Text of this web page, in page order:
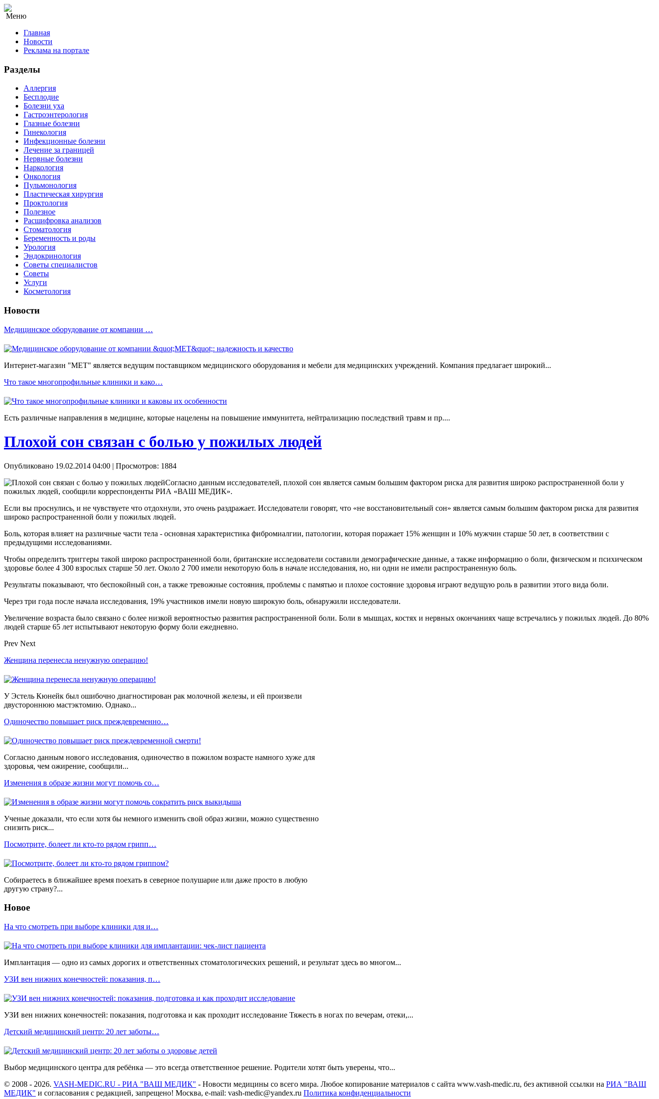
Меню
Главная
Новости
Реклама на портале
Разделы
Аллергия
Бесплодие
Болезни уха
Гастроэнтерология
Глазные болезни
Гинекология
Инфекционные болезни
Лечение за границей
Нервные болезни
Наркология
Онкология
Пульмонология
Пластическая хирургия
Проктология
Полезное
Расшифровка анализов
Стоматология
Беременность и роды
Урология
Эндокринология
Советы специалистов
Советы
Услуги
Косметология
Новости
Медицинское оборудование от компании …
Интернет-магазин "МЕТ" является ведущим поставщиком медицинского оборудования и мебели для медицинских учреждений. Компания предлагает широкий...
Что такое многопрофильные клиники и како…
Есть различные направления в медицине, которые нацелены на повышение иммунитета, нейтрализацию последствий травм и пр....
Плохой сон связан с болью у пожилых людей
Опубликовано 19.02.2014 04:00 | Просмотров: 1884
Согласно данным исследователей, плохой сон является самым большим фактором риска для развития широко распространенной боли у
пожилых людей, сообщили корреспонденты РИА «ВАШ МЕДИК».
Если вы проснулись, и не чувствуете что отдохнули, это очень раздражает. Исследователи говорят, что «не восстановительный сон» является самым большим фактором риска для развития
широко распространенной боли у пожилых людей.
Боль, которая влияет на различные части тела - основная характеристика фибромиалгии, патологии, которая поражает 15% женщин и 10% мужчин старше 50 лет, в соответствии с
предыдущими исследованиями.
Чтобы определить триггеры такой широко распространенной боли, британские исследователи составили демографические данные, а также информацию о боли, физическом и психическом
здоровье более 4 300 взрослых старше 50 лет. Около 2 700 имели некоторую боль в начале исследования, но, ни одни не имели распространенную боль.
Результаты показывают, что беспокойный сон, а также тревожные состояния, проблемы с памятью и плохое состояние здоровья играют ведущую роль в развитии этого вида боли.
Через три года после начала исследования, 19% участников имели новую широкую боль, обнаружили исследователи.
Увеличение возраста было связано с более низкой вероятностью развития распространенной боли. Боли в мышцах, костях и нервных окончаниях чаще встречались у пожилых людей. До 80%
людей старше 65 лет испытывают некоторую форму боли ежедневно.
Prev Next
Женщина перенесла ненужную операцию!
У Эстель Кюнейк был ошибочно диагностирован рак молочной железы, и ей произвели
двустороннюю мастэктомию. Однако...
Одиночество повышает риск преждевременно…
Согласно данным нового исследования, одиночество в пожилом возрасте намного хуже для
здоровья, чем ожирение, сообщили...
Изменения в образе жизни могут помочь со…
Ученые доказали, что если хотя бы немного изменить свой образ жизни, можно существенно
снизить риск...
Посмотрите, болеет ли кто-то рядом грипп…
Собираетесь в ближайшее время поехать в северное полушарие или даже просто в любую
другую страну?...
Новое
На что смотреть при выборе клиники для и…
Имплантация — одно из самых дорогих и ответственных стоматологических решений, и результат здесь во многом...
УЗИ вен нижних конечностей: показания, п…
УЗИ вен нижних конечностей: показания, подготовка и как проходит исследование Тяжесть в ногах по вечерам, отеки,...
Детский медицинский центр: 20 лет заботы…
Выбор медицинского центра для ребёнка — это всегда ответственное решение. Родители хотят быть уверены, что...
© 2008 - 2026. VASH-MEDIC.RU - РИА "ВАШ МЕДИК" - Новости медицины со всего мира. Любое копирование материалов с сайта www.vash-medic.ru, без активной ссылки на РИА "ВАШ
МЕДИК" и согласования с редакцией, запрещено! Москва, e-mail: vash-medic@yandex.ru Политика конфиденциальности